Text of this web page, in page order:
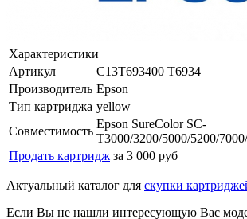
Характеристики
Артикул
C13T693400 T6934
Производитель Epson
Тип картриджа yellow
Совместимость
Epson SureColor SC-
T3000/3200/5000/5200/
Продать картридж за 3 000 руб
Актуальный каталог для скупки
Если Вы не нашли интересующую Вас